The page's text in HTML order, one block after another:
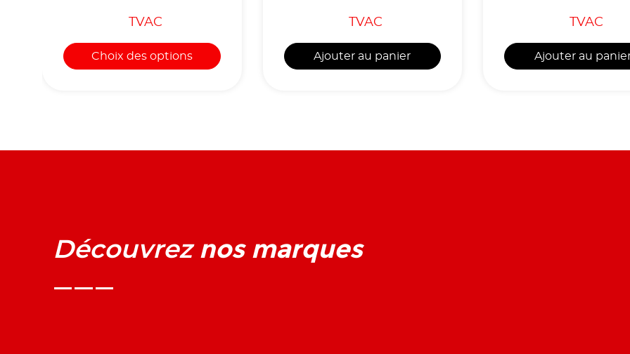
TVAC
Choix des options
CE, référence 90951135
TVAC
Ajouter au panier
TVAC
Ajouter au
Découvrez nos marques